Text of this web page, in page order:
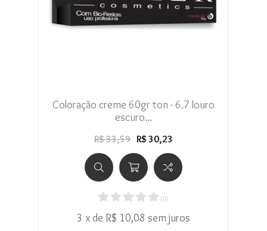
Coloração creme 60gr ton - 6.7 louro
escuro...
R$ 33,59 R$ 30,23
(0)
3 x de R$ 10,08 sem juros